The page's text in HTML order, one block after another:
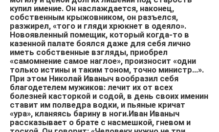
купил имение. Он наслаждается, наконец,
собственным крыжовником, он разъелся,
разжирел, «того и гляди хрюкнет в одеяло».
Новоявленный помещик, который когда-то в
казенной палате боялся даже для себя лично
иметь собственные взгляды, приобрел
«самомнение самое наглое», произносит «одни
только истины и таким тоном, точно министр…».
При этом Николай Иваныч вообразил себя
благодетелем мужиков: лечит их от всех
болезней касторкой и содой, в день своих именин
ставит им полведра водки, и пьяные кричат
«ура», кланяясь барину в ноги.Иван Иваныч
рассказывает о брате с насмешкой, гневом и